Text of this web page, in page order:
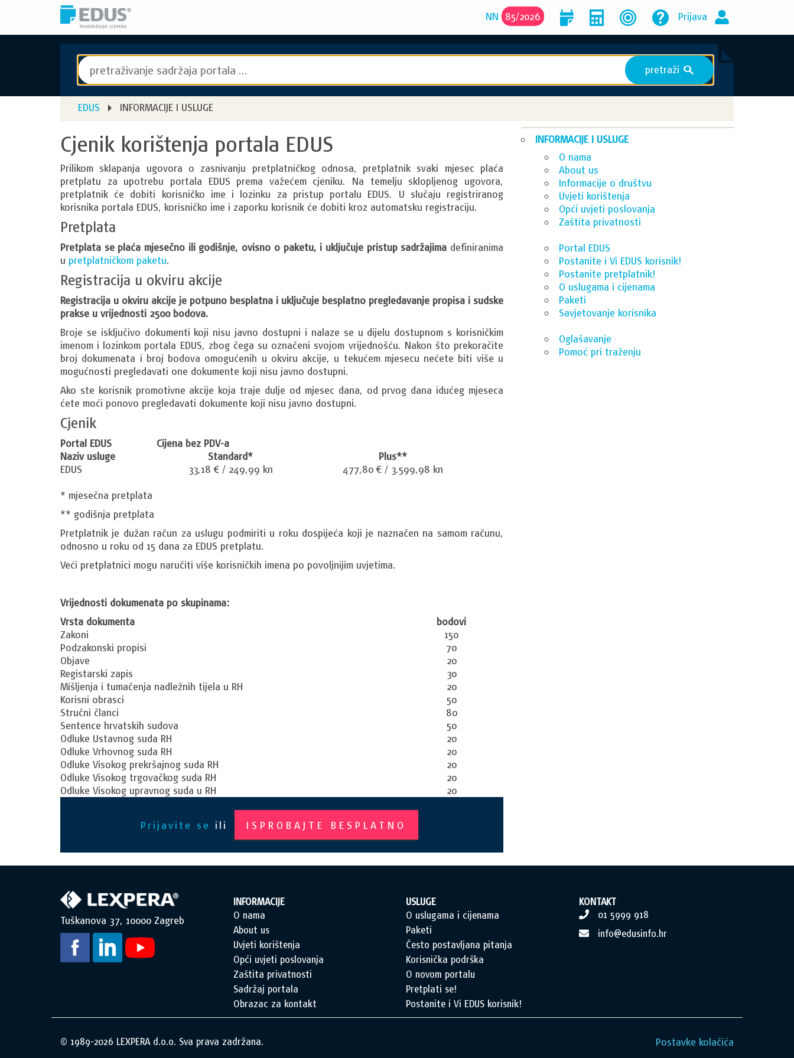
NN 85/2026 Prijava
pretraži S
EDUS INFORMACIJE I USLUGE
Cjenik korištenja portala EDUS
Prilikom sklapanja ugovora o zasnivanju pretplatničkog odnosa, pretplatnik svaki mjesec plaća
pretplatu za upotrebu portala EDUS prema važećem cjeniku. Na temelju sklopljenog ugovora,
pretplatnik će dobiti korisničko ime i lozinku za pristup portalu EDUS. U slučaju registriranog
korisnika portala EDUS, korisničko ime i zaporku korisnik će dobiti kroz automatsku registraciju.
Pretplata
Pretplata se plaća mjesečno ili godišnje, ovisno o paketu, i uključuje pristup sadržajima definiranima
u pretplatničkom paketu.
Registracija u okviru akcije
Registracija u okviru akcije je potpuno besplatna i uključuje besplatno pregledavanje propisa i sudske
prakse u vrijednosti 2500 bodova.
Broje se isključivo dokumenti koji nisu javno dostupni i nalaze se u dijelu dostupnom s korisničkim
imenom i lozinkom portala EDUS, zbog čega su označeni svojom vrijednošću. Nakon što prekoračite
broj dokumenata i broj bodova omogućenih u okviru akcije, u tekućem mjesecu nećete biti više u
mogućnosti pregledavati one dokumente koji nisu javno dostupni.
Ako ste korisnik promotivne akcije koja traje dulje od mjesec dana, od prvog dana idućeg mjeseca
ćete moći ponovo pregledavati dokumente koji nisu javno dostupni.
Cjenik
Portal EDUS
Cijena bez PDV-a
Naziv usluge
Standard*
Plus**
EDUS
33,18 € / 249,99 kn 477,80 € / 3.599,98 kn
* mjesečna pretplata
** godišnja pretplata
Pretplatnik je dužan račun za uslugu podmiriti u roku dospijeća koji je naznačen na samom računu,
odnosno u roku od 15 dana za EDUS pretplatu.
Veći pretplatnici mogu naručiti više korisničkih imena po povoljnijim uvjetima.
Vrijednosti dokumenata po skupinama:
Vrsta dokumenta
bodovi
Zakoni
150
Podzakonski propisi
70
Objave
20
Registarski zapis
30
Mišljenja i tumačenja nadležnih tijela u RH
20
Korisni obrasci
50
Stručni članci
80
Sentence hrvatskih sudova
50
Odluke Ustavnog suda RH
20
Odluke Vrhovnog suda RH
20
Odluke Visokog prekršajnog suda RH
20
Odluke Visokog trgovačkog suda RH
20
Odluke Visokog upravnog suda u RH
20
Prijavite se ili ISPROBAJTE BESPLATNO
INFORMACIJE I USLUGE
O nama
About us
Informacije o društvu
Uvjeti korištenja
Opći uvjeti poslovanja
Zaštita privatnosti
Portal EDUS
Postanite i Vi EDUS korisnik!
Postanite pretplatnik!
O uslugama i cijenama
Paketi
Savjetovanje korisnika
Oglašavanje
Pomoć pri traženju
Tuškanova 37, 10000 Zagreb
INFORMACIJE
O nama
About us
Uvjeti korištenja
Opći uvjeti poslovanja
Zaštita privatnosti
Sadržaj portala
Obrazac za kontakt
USLUGE
O uslugama i cijenama
Paketi
Često postavljana pitanja
Korisnička podrška
O novom portalu
Pretplati se!
Postanite i Vi EDUS korisnik!
KONTAKT
01 5999 918
info@edusinfo.hr
© 1989-2026 LEXPERA d.o.o. Sva prava zadržana. Postavke kolačića